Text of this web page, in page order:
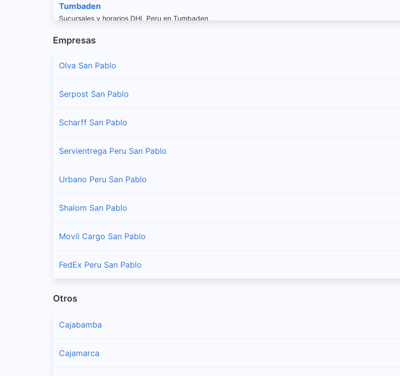
Tumbaden
Sucursales y horarios DHL Peru en Tumbaden
Empresas
Olva San Pablo
Serpost San Pablo
Scharff San Pablo
Servientrega Peru San Pablo
Urbano Peru San Pablo
Shalom San Pablo
Movil Cargo San Pablo
FedEx Peru San Pablo
Otros
Cajabamba
Cajamarca